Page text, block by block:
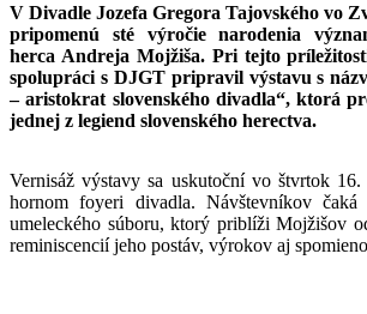
V Divadle Jozefa Gregora Tajovského vo
pripomenú sté výročie narodenia
herca Andreja Mojžiša. Pri tejto
spolupráci s DJGT pripravil výstavu s
– aristokrat slovenského divadla“, ktorá
jednej z legiend slovenského herectva.
Vernisáž výstavy sa uskutoční vo štvrtok
hornom foyeri divadla. Návštevníkov čaká
umeleckého súboru, ktorý priblíži Mojžišov
reminiscencií jeho postáv, výrokov aj